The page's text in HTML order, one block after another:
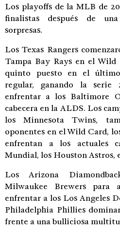
Los playoffs de la MLB de
finalistas después de
sorpresas.
Los Texas Rangers
Tampa Bay Rays en el
quinto puesto en el
regular, ganando la serie
enfrentar a los Baltimore
cabecera en la ALDS. Los
los Minnesota Twins,
oponentes en el Wild Card,
enfrentan a los actuales
Mundial, los Houston Astros,
Los Arizona
Milwaukee Brewers
enfrentar a los Los Angeles
Philadelphia Phillies
frente a una bulliciosa